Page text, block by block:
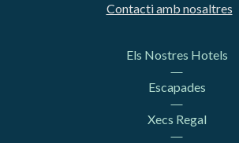
Contacti amb nosaltres
Els Nostres Hotels
Escapades
Xecs Regal